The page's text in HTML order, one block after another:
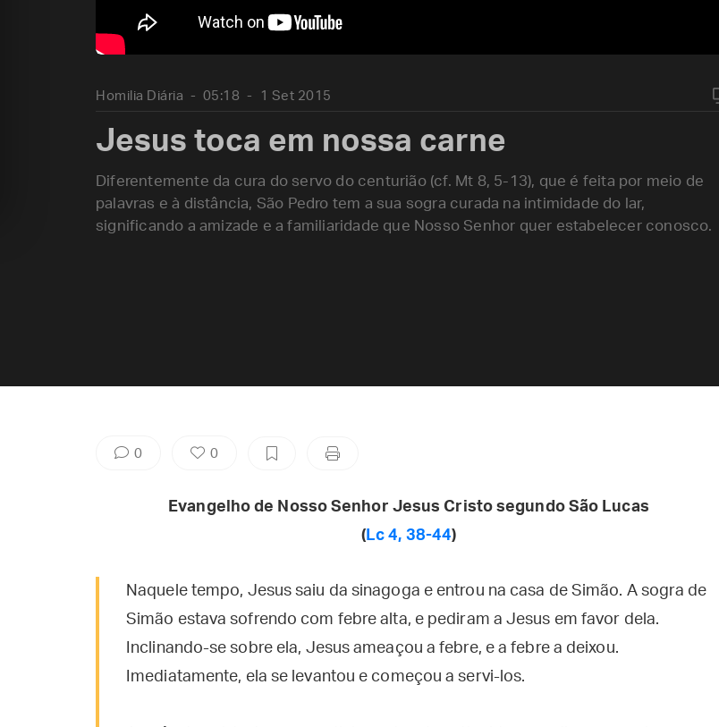
Homilia Diária 05:18 1 Set 2015
Jesus toca em nossa carne
Diferentemente da cura do servo do centurião (cf. Mt 8, 5-13), que é feita por meio de
palavras e à distância, São Pedro tem a sua sogra curada na intimidade do lar,
significando a amizade e a familiaridade que Nosso Senhor quer estabelecer conosco.
0 0
Evangelho de Nosso Senhor Jesus Cristo segundo São Lucas
(Lc 4, 38-44)
Naquele tempo, Jesus saiu da sinagoga e entrou na casa de Simão. A sogra de
Simão estava sofrendo com febre alta, e pediram a Jesus em favor dela.
Inclinando-se sobre ela, Jesus ameaçou a febre, e a febre a deixou.
Imediatamente, ela se levantou e começou a servi-los.